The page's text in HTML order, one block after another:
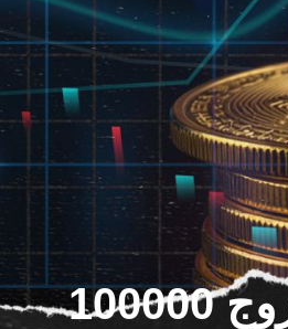
صندوق های ETF بیت کوین فروش تاریخی را به عنوان صندوق خروج 100000